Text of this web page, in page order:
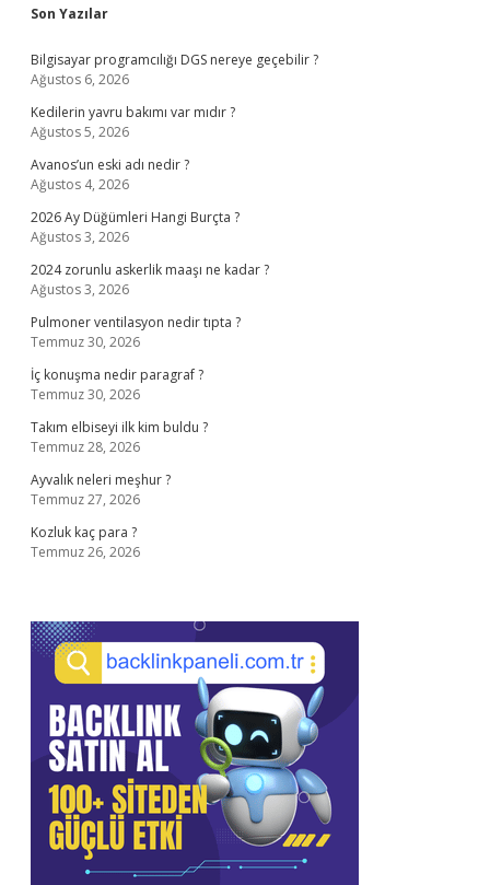
Sidebar
Son Yazılar
Bilgisayar programcılığı DGS nereye geçebilir ?
Ağustos 6, 2026
Kedilerin yavru bakımı var mıdır ?
Ağustos 5, 2026
Avanos’un eski adı nedir ?
Ağustos 4, 2026
2026 Ay Düğümleri Hangi Burçta ?
Ağustos 3, 2026
2024 zorunlu askerlik maaşı ne kadar ?
Ağustos 3, 2026
Pulmoner ventilasyon nedir tıpta ?
Temmuz 30, 2026
İç konuşma nedir paragraf ?
Temmuz 30, 2026
Takım elbiseyi ilk kim buldu ?
Temmuz 28, 2026
Ayvalık neleri meşhur ?
Temmuz 27, 2026
Kozluk kaç para ?
Temmuz 26, 2026